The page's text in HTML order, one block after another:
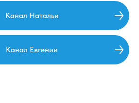
Канал Натальи
Канал Евгении